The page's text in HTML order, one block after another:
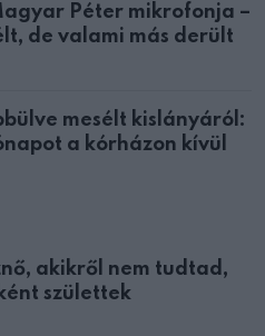
Péter mikrofonja –
de valami más derült
mesélt kislányáról:
a kórházon kívül
akikről nem tudtad,
születtek